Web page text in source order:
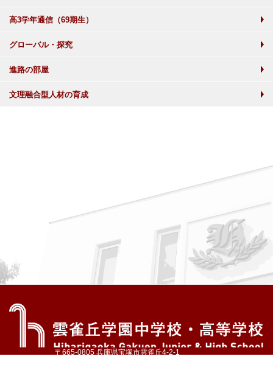
高3学年通信（69期生）
グローバル・探究
進路の部屋
文理融合型人材の育成
〒665-0805 兵庫県宝塚市雲雀丘4-2-1